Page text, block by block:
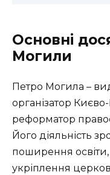
Основні
Могили
Петро Могила –
організатор
реформатор
Його діяльність
поширення
укріплення